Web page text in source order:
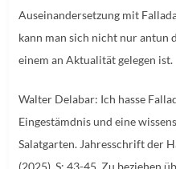
Auseinandersetzung mit
kann man sich nicht nur antun
einem an Aktualität gelegen ist.
Walter Delabar: Ich hasse
Eingestämdnis und eine
Salatgarten. Jahresschrift der
(2025), S: 43-45. Zu beziehen